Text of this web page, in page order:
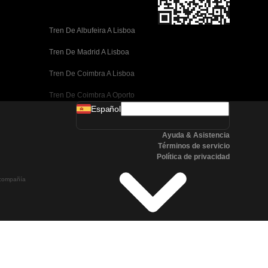
Tren De Albufeira A Lisboa
Tren De Madrid A Lisboa
Tren De Coimbra A Lisboa
Tren De Coimbra A Oporto
Tren De Valencia A Barcelona
Tren De Málaga A Madrid
Español
Ayuda & Asistencia
Términos de servicio
Política de privacidad